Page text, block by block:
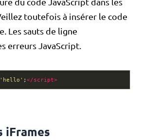
toutefois à insérer le code
Les sauts de ligne
erreurs JavaScript.
'hello' ;</script>
iFrames